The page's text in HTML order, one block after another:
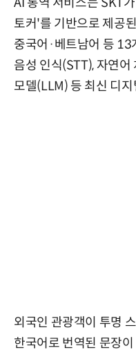
토커'를 기반으로 제공
중국어·베트남어 등 13
음성 인식(STT), 자연어
모델(LLM) 등 최신 디
외국인 관광객이 투명
한국어로 번역된 문장